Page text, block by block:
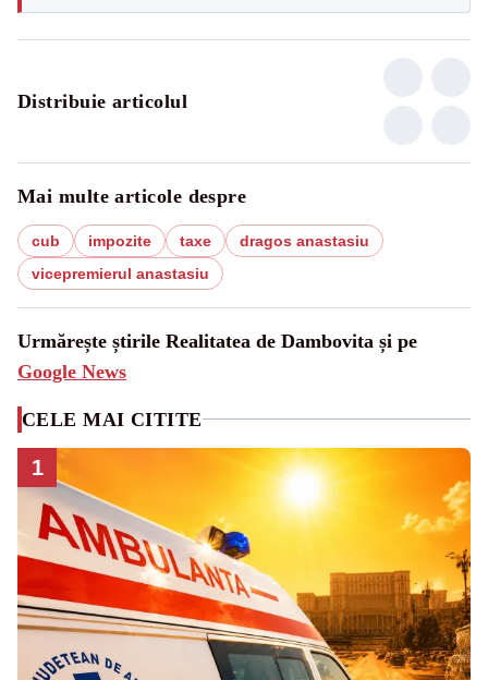
Distribuie articolul
Mai multe articole despre
cub impozite taxe
dragos anastasiu
vicepremierul anastasiu
Urmărește știrile Realitatea de Dambovita și pe
Google News
CELE MAI CITITE
1